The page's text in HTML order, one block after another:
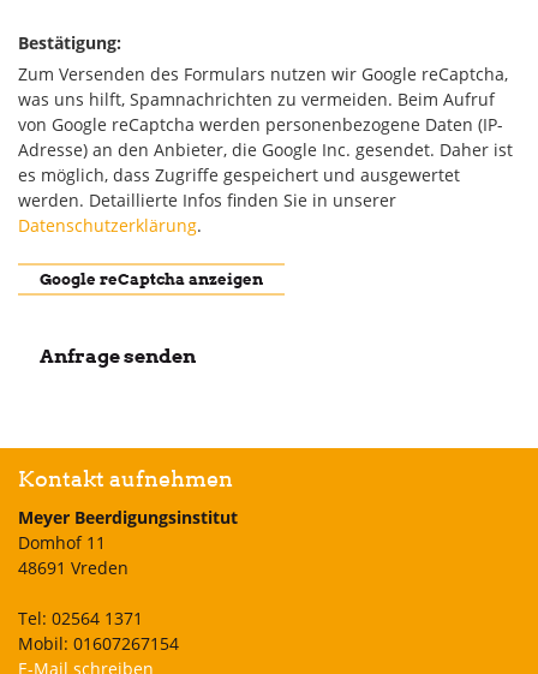
Bestätigung:
Zum Versenden des Formulars nutzen wir Google reCaptcha,
was uns hilft, Spamnachrichten zu vermeiden. Beim Aufruf
von Google reCaptcha werden personenbezogene Daten (IP-
Adresse) an den Anbieter, die Google Inc. gesendet. Daher ist
es möglich, dass Zugriffe gespeichert und ausgewertet
werden. Detaillierte Infos finden Sie in unserer
Datenschutzerklärung.
Google reCaptcha anzeigen
Kontakt aufnehmen
Meyer Beerdigungsinstitut
Domhof 11
48691 Vreden
Tel: 02564 1371
Mobil: 01607267154
E-Mail schreiben